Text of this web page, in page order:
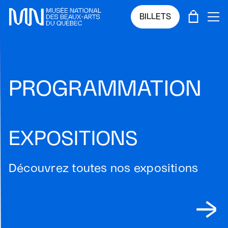
Sauter au menu principal
Sauter au contenu principal
Sauter au pied de page
BILLETS PANIER
PROGRAMMATION
EXPOSITIONS
Découvrez toutes nos expositions